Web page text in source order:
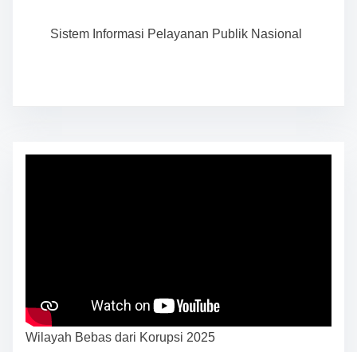
Sistem Informasi Pelayanan Publik Nasional
Wilayah Bebas dari Korupsi 2025